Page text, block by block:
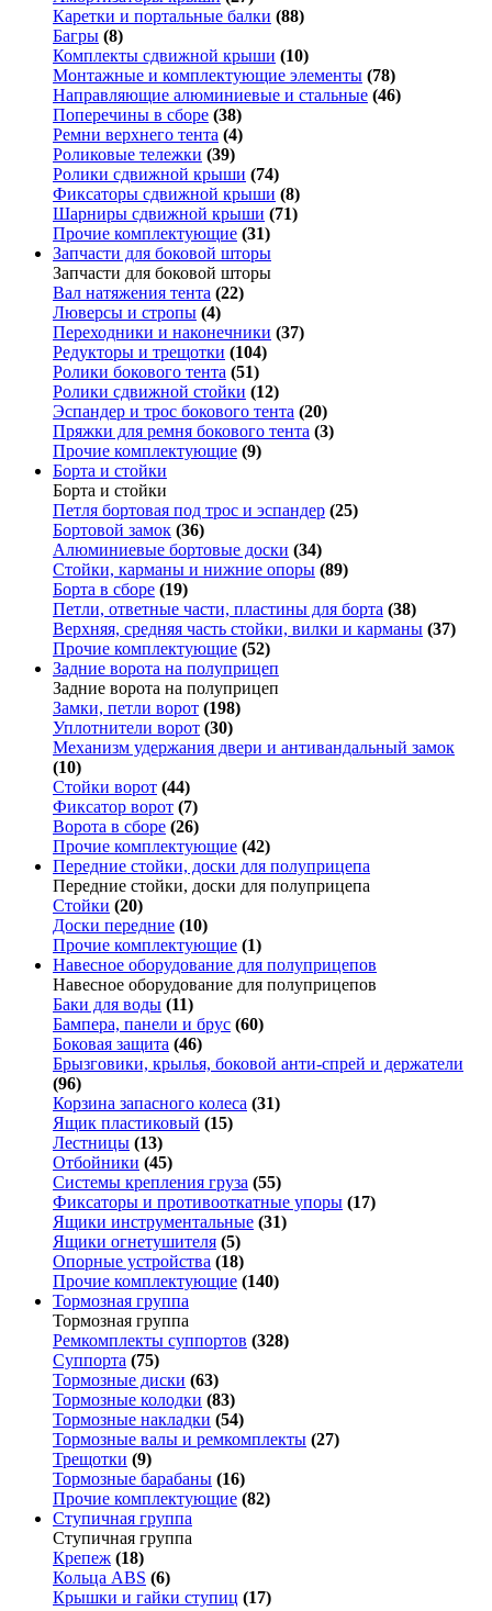
Каретки и портальные балки (88)
Багры (8)
Комплекты сдвижной крыши (10)
Монтажные и комплектующие элементы (78)
Направляющие алюминиевые и стальные (46)
Поперечины в сборе (38)
Ремни верхнего тента (4)
Роликовые тележки (39)
Ролики сдвижной крыши (74)
Фиксаторы сдвижной крыши (8)
Шарниры сдвижной крыши (71)
Прочие комплектующие (31)
Запчасти для боковой шторы
Запчасти для боковой шторы
Вал натяжения тента (22)
Люверсы и стропы (4)
Переходники и наконечники (37)
Редукторы и трещотки (104)
Ролики бокового тента (51)
Ролики сдвижной стойки (12)
Эспандер и трос бокового тента (20)
Пряжки для ремня бокового тента (3)
Прочие комплектующие (9)
Борта и стойки
Борта и стойки
Петля бортовая под трос и эспандер (25)
Бортовой замок (36)
Алюминиевые бортовые доски (34)
Стойки, карманы и нижние опоры (89)
Борта в сборе (19)
Петли, ответные части, пластины для борта (38)
Верхняя, средняя часть стойки, вилки и карманы (37)
Прочие комплектующие (52)
Задние ворота на полуприцеп
Задние ворота на полуприцеп
Замки, петли ворот (198)
Уплотнители ворот (30)
Механизм удержания двери и антивандальный замок
(10)
Стойки ворот (44)
Фиксатор ворот (7)
Ворота в сборе (26)
Прочие комплектующие (42)
Передние стойки, доски для полуприцепа
Передние стойки, доски для полуприцепа
Стойки (20)
Доски передние (10)
Прочие комплектующие (1)
Навесное оборудование для полуприцепов
Навесное оборудование для полуприцепов
Баки для воды (11)
Бампера, панели и брус (60)
Боковая защита (46)
Брызговики, крылья, боковой анти-спрей и держатели
(96)
Корзина запасного колеса (31)
Ящик пластиковый (15)
Лестницы (13)
Отбойники (45)
Системы крепления груза (55)
Фиксаторы и противооткатные упоры (17)
Ящики инструментальные (31)
Ящики огнетушителя (5)
Опорные устройства (18)
Прочие комплектующие (140)
Тормозная группа
Тормозная группа
Ремкомплекты суппортов (328)
Суппорта (75)
Тормозные диски (63)
Тормозные колодки (83)
Тормозные накладки (54)
Тормозные валы и ремкомплекты (27)
Трещотки (9)
Тормозные барабаны (16)
Прочие комплектующие (82)
Ступичная группа
Ступичная группа
Крепеж (18)
Кольца ABS (6)
Крышки и гайки ступиц (17)